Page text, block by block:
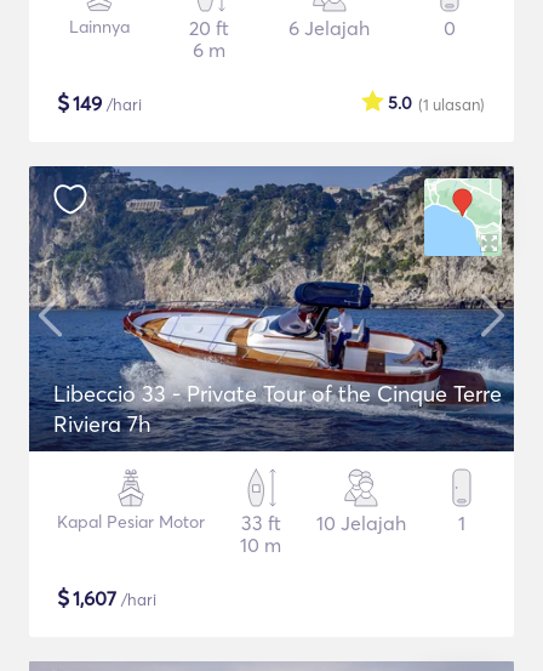
Lainnya
20 ft
6 m
6 Jelajah 0
$149 /hari (1 ulasan)
5.0
Libeccio 33 - Private Tour of the Cinque Terre
Riviera 7h
Kapal Pesiar Motor
33 ft
10 m
10 Jelajah 1
$1,607 /hari